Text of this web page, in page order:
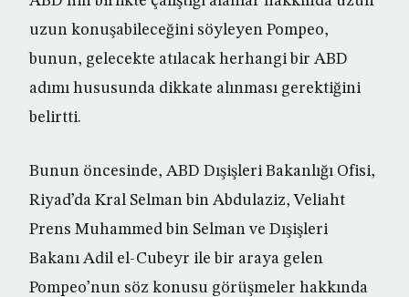
uzun konuşabileceğini söyleyen Pompeo,
bunun, gelecekte atılacak herhangi bir ABD
adımı hususunda dikkate alınması gerektiğini
belirtti.
Bunun öncesinde, ABD Dışişleri Bakanlığı Ofisi,
Riyad’da Kral Selman bin Abdulaziz, Veliaht
Prens Muhammed bin Selman ve Dışişleri
Bakanı Adil el-Cubeyr ile bir araya gelen
Pompeo’nun söz konusu görüşmeler hakkında